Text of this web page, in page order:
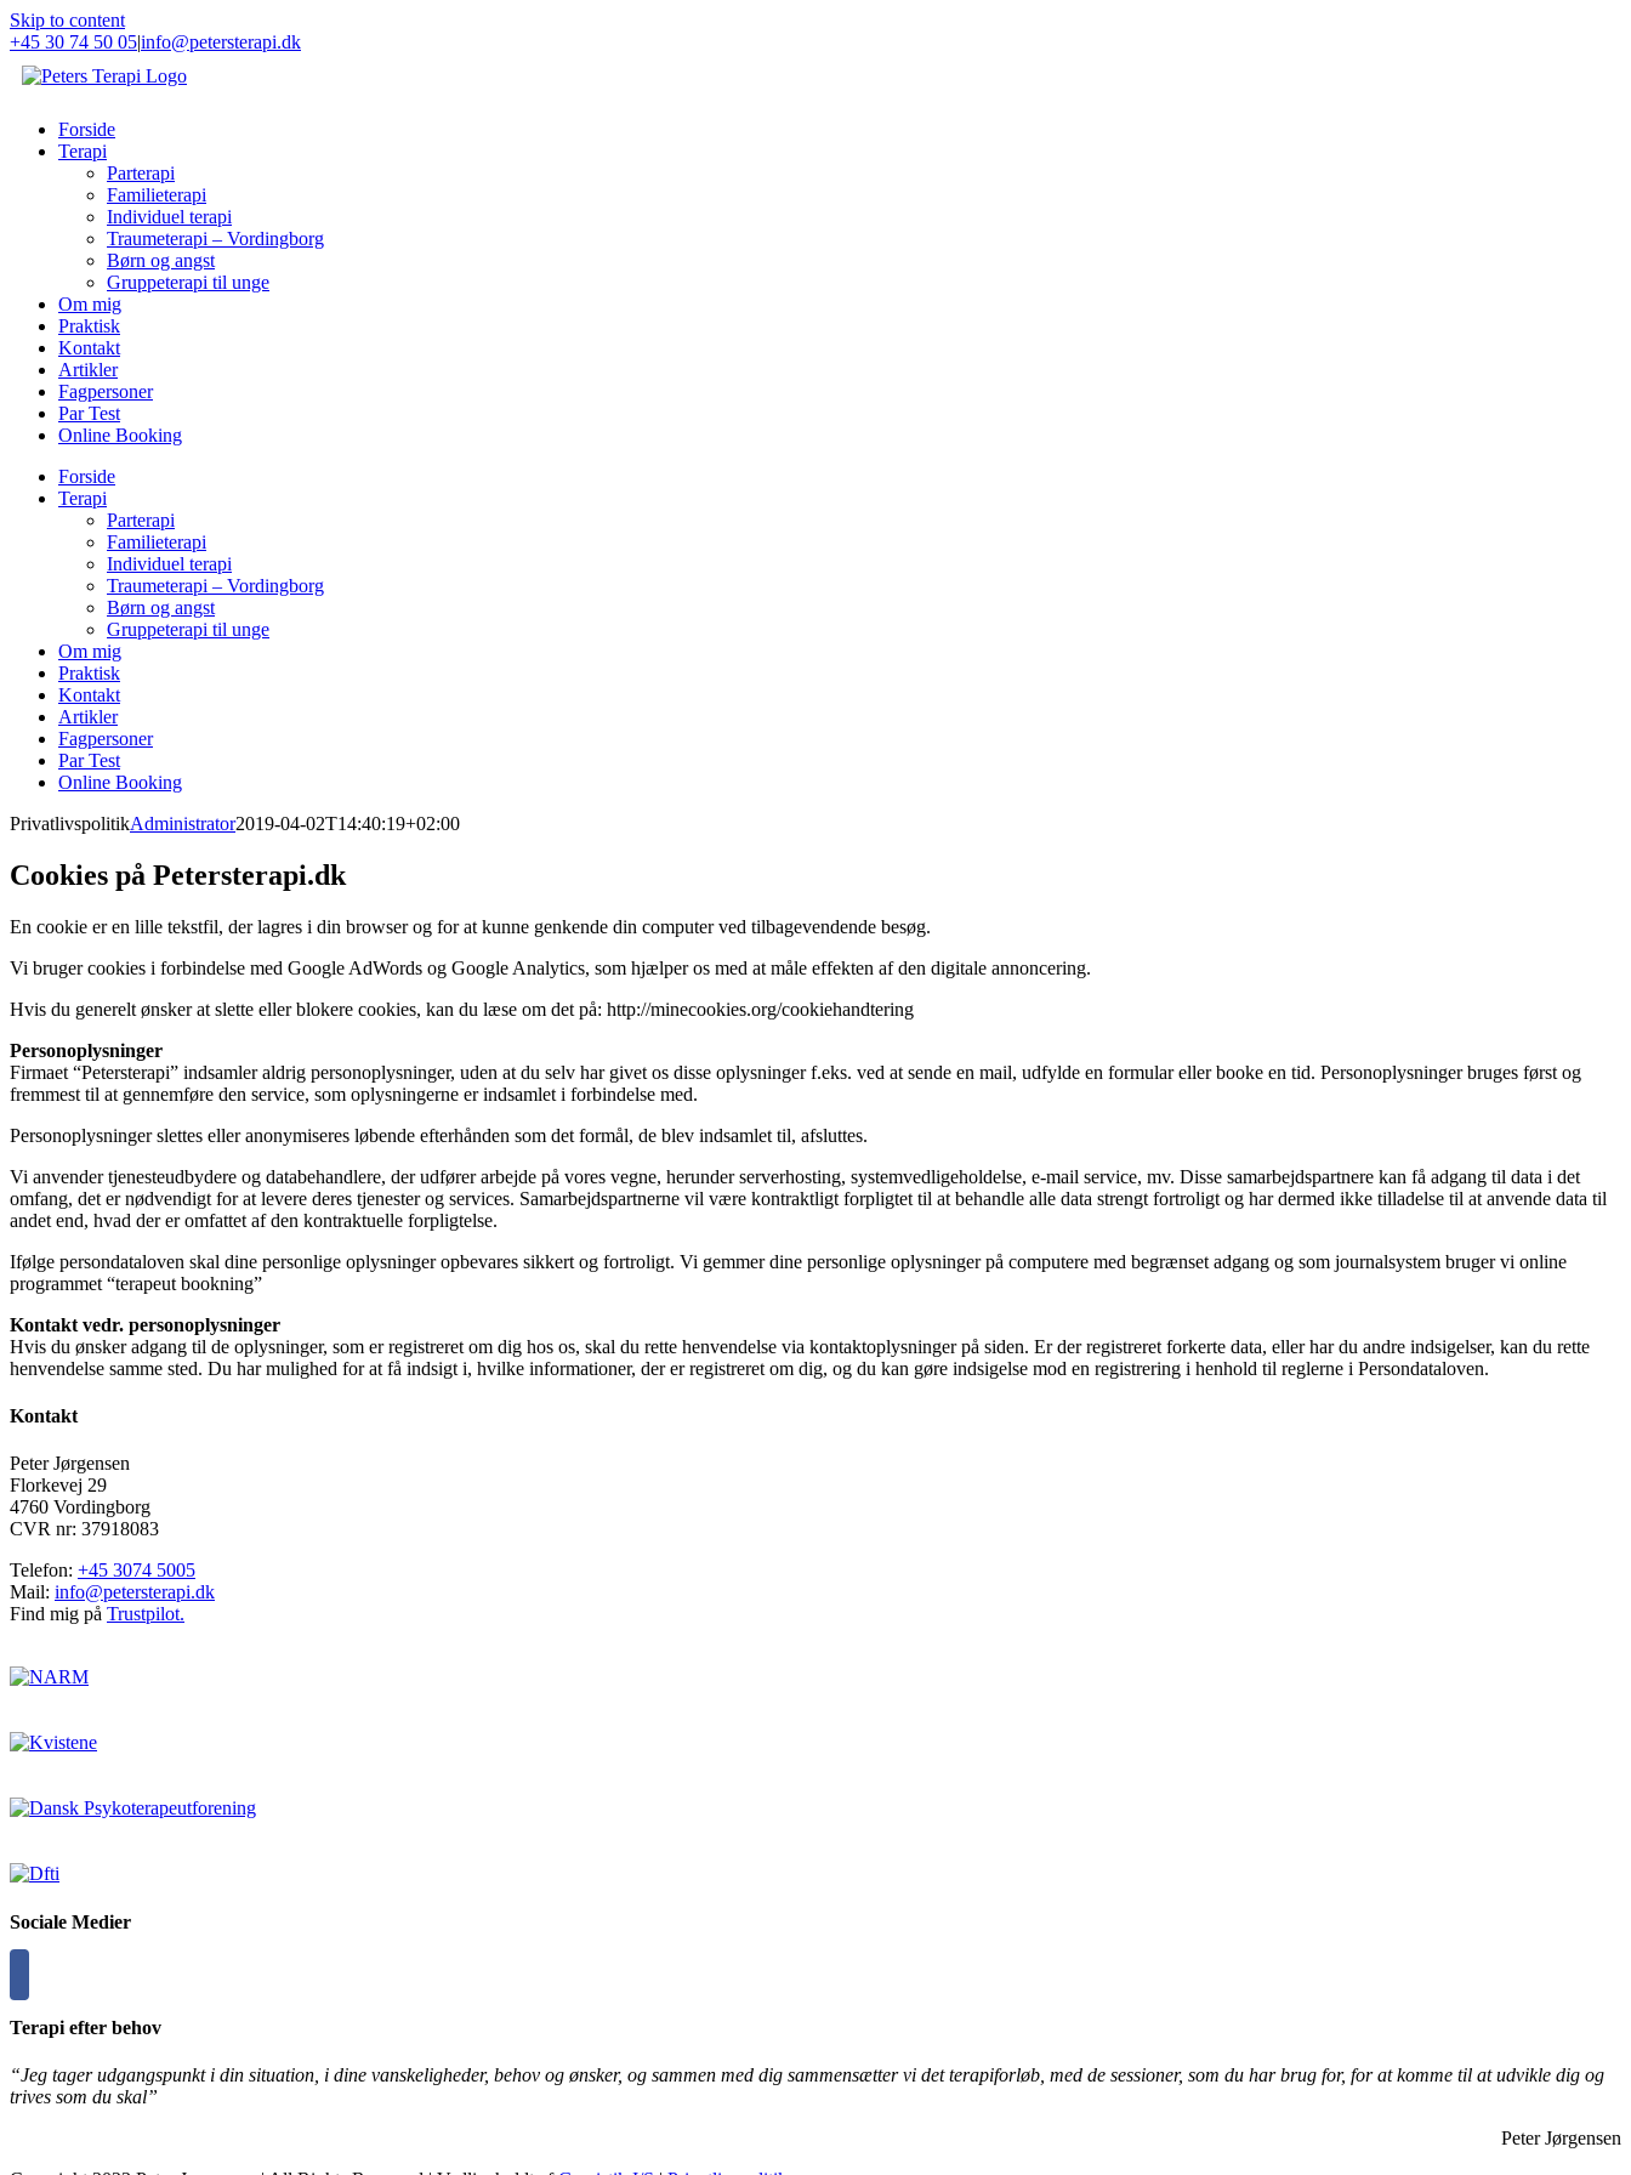
Skip to content
+45 30 74 50 05|info@petersterapi.dk
Forside
Terapi
Parterapi
Familieterapi
Individuel terapi
Traumeterapi – Vordingborg
Børn og angst
Gruppeterapi til unge
Om mig
Praktisk
Kontakt
Artikler
Fagpersoner
Par Test
Online Booking
Forside
Terapi
Parterapi
Familieterapi
Individuel terapi
Traumeterapi – Vordingborg
Børn og angst
Gruppeterapi til unge
Om mig
Praktisk
Kontakt
Artikler
Fagpersoner
Par Test
Online Booking
PrivatlivspolitikAdministrator2019-04-02T14:40:19+02:00
Cookies på Petersterapi.dk
En cookie er en lille tekstfil, der lagres i din browser og for at kunne genkende din computer ved tilbagevendende besøg.
Vi bruger cookies i forbindelse med Google AdWords og Google Analytics, som hjælper os med at måle effekten af den digitale annoncering.
Hvis du generelt ønsker at slette eller blokere cookies, kan du læse om det på: http://minecookies.org/cookiehandtering
Personoplysninger
Firmaet “Petersterapi” indsamler aldrig personoplysninger, uden at du selv har givet os disse oplysninger f.eks. ved at sende en mail, udfylde en formular eller booke en tid. Personoplysninger bruges først og
fremmest til at gennemføre den service, som oplysningerne er indsamlet i forbindelse med.
Personoplysninger slettes eller anonymiseres løbende efterhånden som det formål, de blev indsamlet til, afsluttes.
Vi anvender tjenesteudbydere og databehandlere, der udfører arbejde på vores vegne, herunder serverhosting, systemvedligeholdelse, e-mail service, mv. Disse samarbejdspartnere kan få adgang til data i det
omfang, det er nødvendigt for at levere deres tjenester og services. Samarbejdspartnerne vil være kontraktligt forpligtet til at behandle alle data strengt fortroligt og har dermed ikke tilladelse til at anvende data til
andet end, hvad der er omfattet af den kontraktuelle forpligtelse.
Ifølge persondataloven skal dine personlige oplysninger opbevares sikkert og fortroligt. Vi gemmer dine personlige oplysninger på computere med begrænset adgang og som journalsystem bruger vi online
programmet “terapeut bookning”
Kontakt vedr. personoplysninger
Hvis du ønsker adgang til de oplysninger, som er registreret om dig hos os, skal du rette henvendelse via kontaktoplysninger på siden. Er der registreret forkerte data, eller har du andre indsigelser, kan du rette
henvendelse samme sted. Du har mulighed for at få indsigt i, hvilke informationer, der er registreret om dig, og du kan gøre indsigelse mod en registrering i henhold til reglerne i Persondataloven.
Kontakt
Peter Jørgensen
Florkevej 29
4760 Vordingborg
CVR nr: 37918083
Telefon: +45 3074 5005
Mail: info@petersterapi.dk
Find mig på Trustpilot.
Sociale Medier
Terapi efter behov
“Jeg tager udgangspunkt i din situation, i dine vanskeligheder, behov og ønsker, og sammen med dig sammensætter vi det terapiforløb, med de sessioner, som du har brug for, for at komme til at udvikle dig og
trives som du skal”
Peter Jørgensen